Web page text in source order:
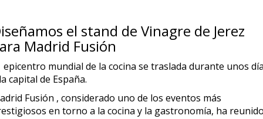
el stand de Vinagre de Jerez
Madrid Fusión
epicentro mundial de la cocina se traslada durante unos
capital de España.
Fusión , considerado uno de los eventos más
en torno a la cocina y la gastronomía, ha